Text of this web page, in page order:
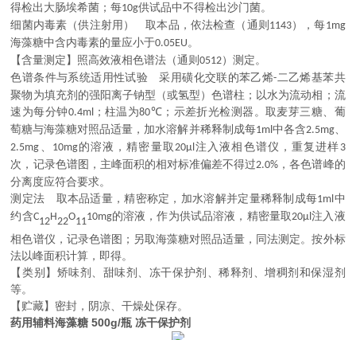
得检出大肠埃希菌；每10g供试品中不得检出沙门菌。
细菌内毒素（供注射用） 取本品，依法检查（通则 1143），每1mg
海藻糖中含内毒素的量应小于0.05EU 。
【含量测定】照高效液相色谱法（通则0512）测定。
色谱条件与系统适用性试验 采用磺化交联的苯乙烯- 二乙烯基苯共
聚物为填充剂的强阳离子钠型（或氢型）色谱柱；以水为流动相；流
速为每分钟0.4ml；柱温为80℃ ；示差折光检测器。取麦芽三糖、葡
萄糖与海藻糖对照品适量，加水溶解并稀释制成每1ml中各含2.5mg、
2.5mg
10mg的溶液，精密量取 20μl注入液相色谱仪，重复进样 3
次，记录色谱图，主峰面积的相对标准偏差不得过2.0% ，各色谱峰的
分离度应符合要求。
测定法 取本品适量，精密称定，加水溶解并定量稀释制成每1ml 中
约含C12H22O1110mg的溶液，作为供试品溶液，精密量取20μl注入液
相色谱仪，记录色谱图；另取海藻糖对照品适量，同法测定。按外标
法以峰面积计算，即得。
【类别】矫味剂、甜味剂、冻干保护剂、稀释剂、增稠剂和保湿剂
等。
【贮藏】密封，阴凉、干燥处保存。
药用辅料海藻糖 500g/瓶 冻干保护剂